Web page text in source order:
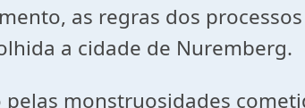
as regras dos
a cidade de Nuremberg.
monstruosidades